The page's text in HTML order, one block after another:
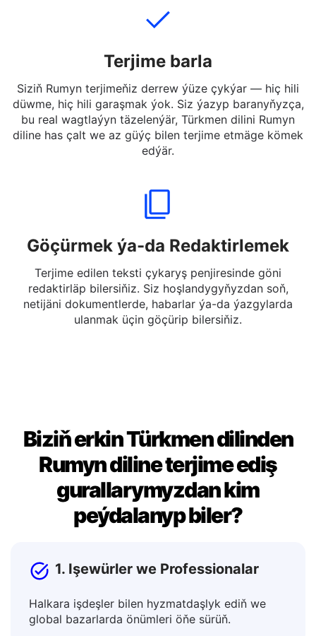
Terjime barla
Siziň Rumyn terjimeňiz derrew ýüze çykýar — hiç hili
düwme, hiç hili garaşmak ýok. Siz ýazyp baranyňyzça,
bu real wagtlaýyn täzelenýär, Türkmen dilini Rumyn
edýär.
Göçürmek ýa-da Redaktirlemek
Terjime edilen teksti çykaryş penjiresinde göni
redaktirläp bilersiňiz. Siz hoşlandygyňyzdan soň,
Biziň erkin Türkmen dilinden
Rumyn diline terjime ediş
gurallarymyzdan kim
1. Işewürler we Professionalar